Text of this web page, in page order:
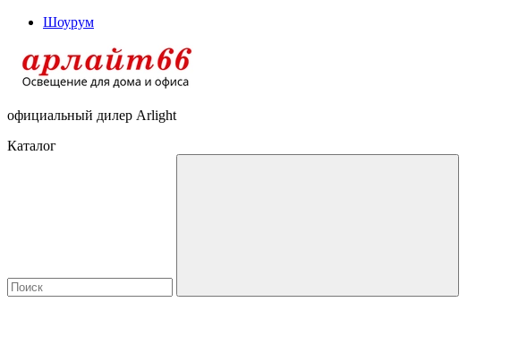
Шоурум
официальный дилер Arlight
Каталог